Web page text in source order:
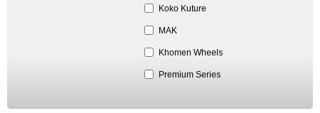
Koko Kuture
MAK
Khomen Wheels
Premium Series